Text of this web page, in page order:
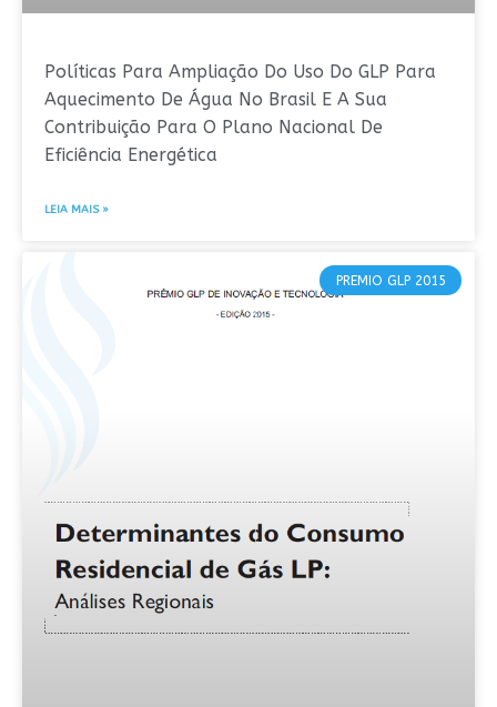
Políticas Para Ampliação Do Uso Do GLP Para
Aquecimento De Água No Brasil E A Sua
Contribuição Para O Plano Nacional De
Eficiência Energética
LEIA MAIS »
PREMIO GLP 2015